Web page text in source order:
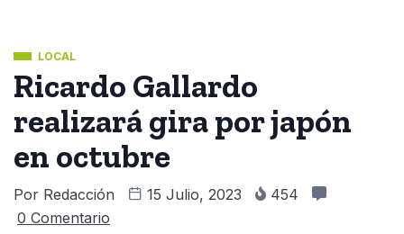
LOCAL
Ricardo Gallardo
realizará gira por japón
en octubre
Por Redacción 15 Julio, 2023
454
0 Comentario